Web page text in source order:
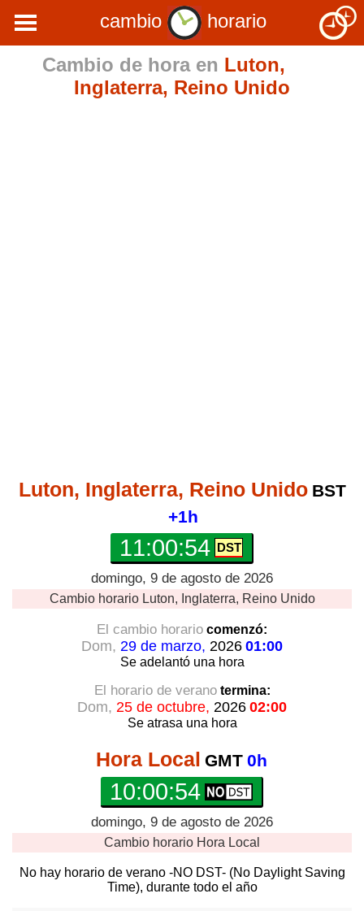
cambio
horario
Cambio de hora en Luton,
Inglaterra, Reino Unido
Luton, Inglaterra, Reino Unido BST
+1h
11:00:54
domingo, 9 de agosto de 2026
Cambio horario Luton, Inglaterra, Reino Unido
El cambio horario comenzó:
Dom, 29 de marzo, 2026 01:00
Se adelantó una hora
El horario de veranotermina:
Dom, 25 de octubre, 2026 02:00
Se atrasa una hora
Hora Local GMT 0h
10:00:54
domingo, 9 de agosto de 2026
Cambio horario Hora Local
No hay horario de verano -NO DST- (No Daylight Saving
Time), durante todo el año